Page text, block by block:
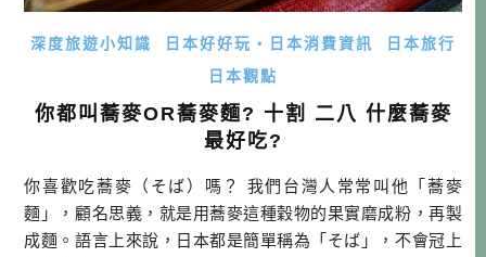
深度旅遊小知識 日本好好玩・日本消費資訊
日本旅行
日本觀點
你都叫蕎麥OR蕎麥麵? 十割 二八 什麼蕎麥
最好吃?
你喜歡吃蕎麥（そば）嗎？ 我們台灣人常常叫他「蕎麥
麵」，顧名思義，就是用蕎麥這種穀物的果實磨成粉，再製
成麵。語言上來說，日本都是簡單稱為「そば」，不會冠上